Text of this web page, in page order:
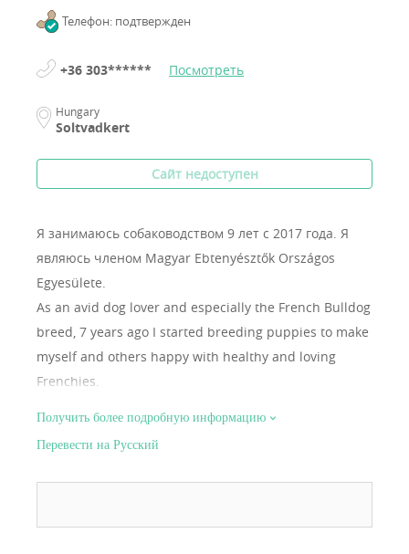
Телефон: подтвержден
+36 303****** Посмотреть
Hungary
Soltvadkert
Сайт недоступен
Я занимаюсь собаководством 9 лет с 2017 года. Я
являюсь членом Magyar Ebtenyésztők Országos
Egyesülete.
As an avid dog lover and especially the French Bulldog
breed, 7 years ago I started breeding puppies to make
myself and others happy with healthy and loving
Frenchies.
Получить более подробную информацию
Перевести на Русский